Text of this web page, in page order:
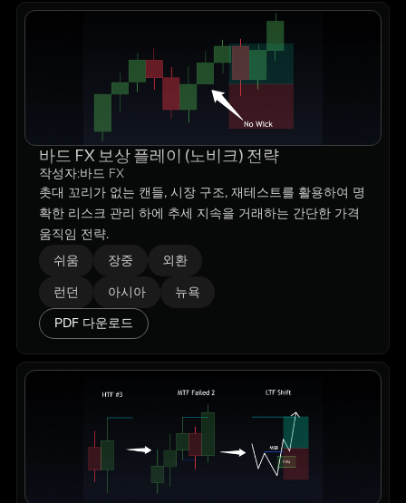
바드 FX 보상 플레이 (노비크) 전략
작성자:바드 FX
촛대 꼬리가 없는 캔들, 시장 구조, 재테스트를 활용하여 명
확한 리스크 관리 하에 추세 지속을 거래하는 간단한 가격
움직임 전략.
쉬움 장중
외환
런던
아시아
뉴욕
PDF 다운로드